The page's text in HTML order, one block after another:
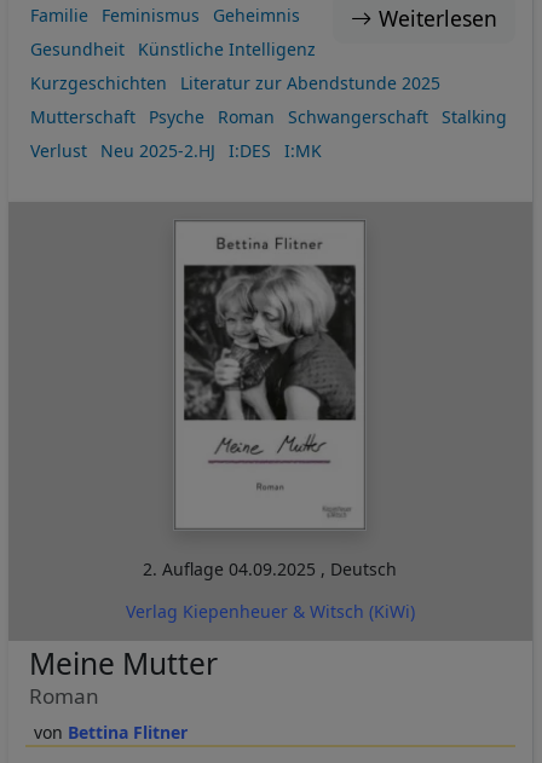
Weiterlesen
Familie Feminismus
Geheimnis
Gesundheit
Künstliche Intelligenz
Kurzgeschichten
Literatur zur Abendstunde 2025
Mutterschaft
Psyche Roman Schwangerschaft
Stalking
Verlust
Neu 2025-2.HJ I:DES I:MK
2. Auflage04.09.2025 , Deutsch
Verlag Kiepenheuer & Witsch (KiWi)
Bettina Flitner
Meine Mutter
Roman